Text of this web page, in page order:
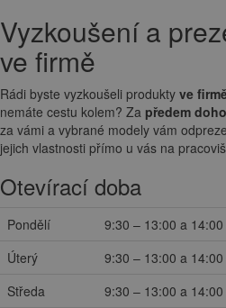
Vyzkoušení a
ve firmě
Rádi byste vyzkoušeli produkty ve
nemáte cestu kolem? Za předem
za vámi a vybrané modely vám
jejich vlastnosti přímo u vás na
Otevírací doba
Pondělí
9:30 – 13:00 a
Úterý
9:30 – 13:00 a
Středa
9:30 – 13:00 a